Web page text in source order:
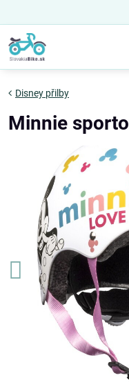
Disney přilby
Minnie